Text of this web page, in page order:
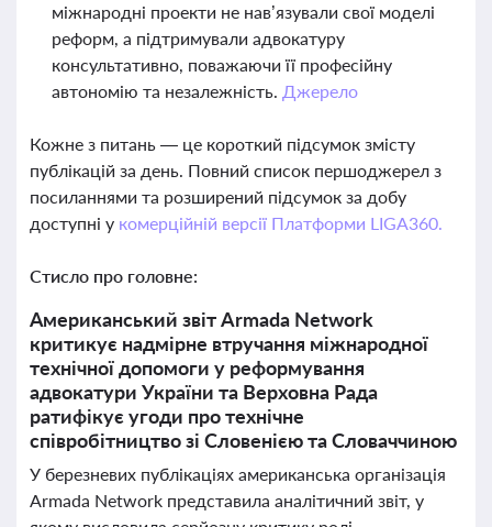
міжнародні проекти не нав’язували свої моделі
реформ, а підтримували адвокатуру
консультативно, поважаючи її професійну
автономію та незалежність. Джерело
Кожне з питань — це короткий підсумок змісту
публікацій за день. Повний список першоджерел з
посиланнями та розширений підсумок за добу
доступні у комерційній версії Платформи LIGA360.
Стисло про головне:
Американський звіт Armada Network
критикує надмірне втручання міжнародної
технічної допомоги у реформування
адвокатури України та Верховна Рада
ратифікує угоди про технічне
співробітництво зі Словенією та Словаччиною
У березневих публікаціях американська організація
Armada Network представила аналітичний звіт, у